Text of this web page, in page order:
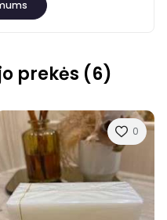
prekės (6)
0